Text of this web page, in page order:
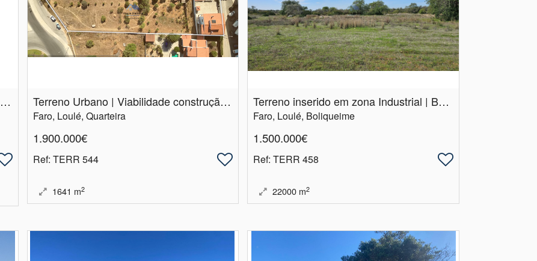
Lotes de Terreno | construção de hotel 5 estrelas | com vista mar Terreno Urbano | Viabilidade construção 10 moradias | Quarteira
Faro, Loulé, Quarteira
1.900.000€
Ref: TERR 544
1641 m2
Terreno inserido em zona Industrial | Boliqueime | Loulé
Faro, Loulé, Boliqueime
1.500.000€
Ref: TERR 458
22000 m2